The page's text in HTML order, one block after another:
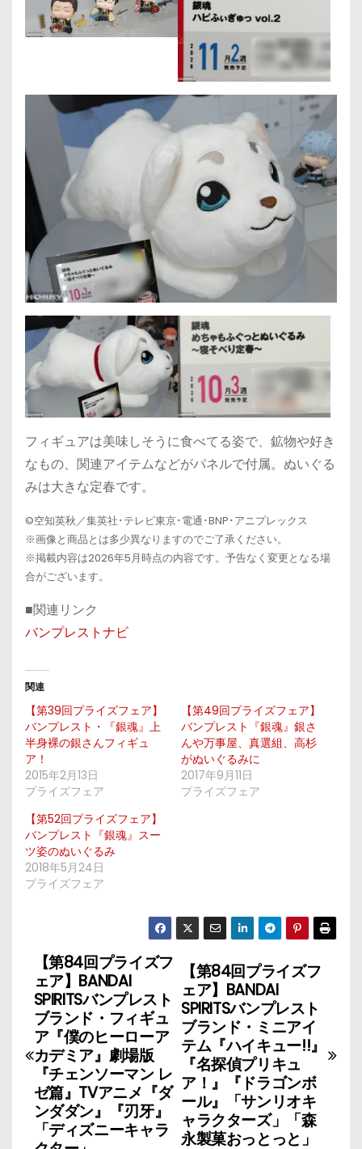
フィギュアは美味しそうに食べてる姿で、鉱物や好き
なもの、関連アイテムなどがパネルで付属。ぬいぐる
みは大きな定春です。
©空知英秋／集英社･テレビ東京･電通･BNP･アニプレックス
※画像と商品とは多少異なりますのでご了承ください。
※掲載内容は2026年5月時点の内容です。予告なく変更となる場
合がございます。
■関連リンク
バンプレストナビ
関連
【第39回プライズフェア】
バンプレスト・『銀魂』上
半身裸の銀さんフィギュ
ア！
2015年2月13日
プライズフェア
【第49回プライズフェア】
バンプレスト『銀魂』銀さ
んや万事屋、真選組、高杉
がぬいぐるみに
2017年9月11日
プライズフェア
【第52回プライズフェア】
バンプレスト『銀魂』スー
ツ姿のぬいぐるみ
2018年5月24日
プライズフェア
投
稿
ナ
ビ
ゲ
ー
【第84回プライズフ
ェア】BANDAI
SPIRITSバンプレスト
ブランド・ミニアイ
テム『ハイキュー!!』
『名探偵プリキュ
ア！』『ドラゴンボ
ール』「サンリオキ
ャラクターズ」「森
永製菓おっとっと」
【第84回プライズフ
ェア】BANDAI
SPIRITSバンプレスト
ブランド・フィギュ
ア『僕のヒーローア
カデミア』劇場版
『チェンソーマン レ
ゼ篇』TVアニメ『ダ
ンダダン』『刃牙』
「ディズニーキャラ